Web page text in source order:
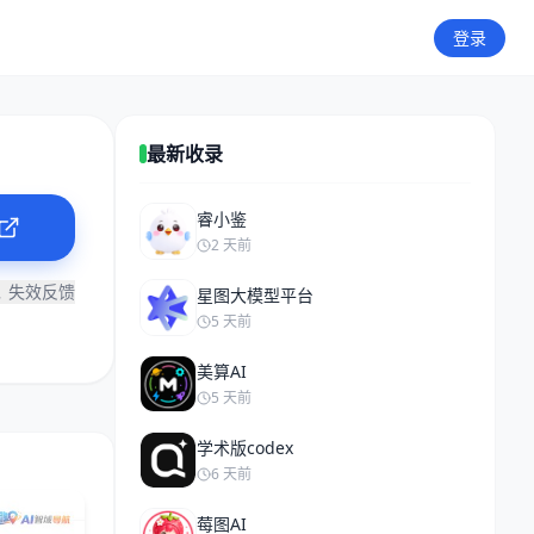
登录
失效反馈
最新收录
睿小鉴
2 天前
星图大模型平台
5 天前
美算AI
5 天前
学术版codex
6 天前
莓图AI